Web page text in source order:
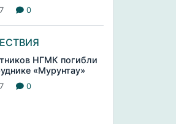
0
НГМК погибли
«Мурунтау»
0